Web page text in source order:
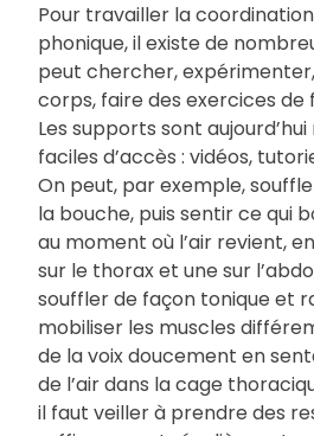
Pour travailler la
phonique, il existe de
peut chercher,
corps, faire des exercices de
Les supports sont
faciles d’accès : vidéos,
On peut, par exemple,
la bouche, puis sentir ce qui
au moment où l’air revient,
sur le thorax et une sur
souffler de façon tonique et
mobiliser les muscles
de la voix doucement en
de l’air dans la cage
il faut veiller à prendre des